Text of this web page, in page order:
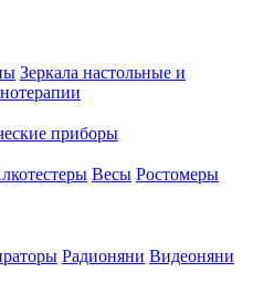
Зеркала настольные и
приборы
Весы Ростомеры
Радионяни Видеоняни